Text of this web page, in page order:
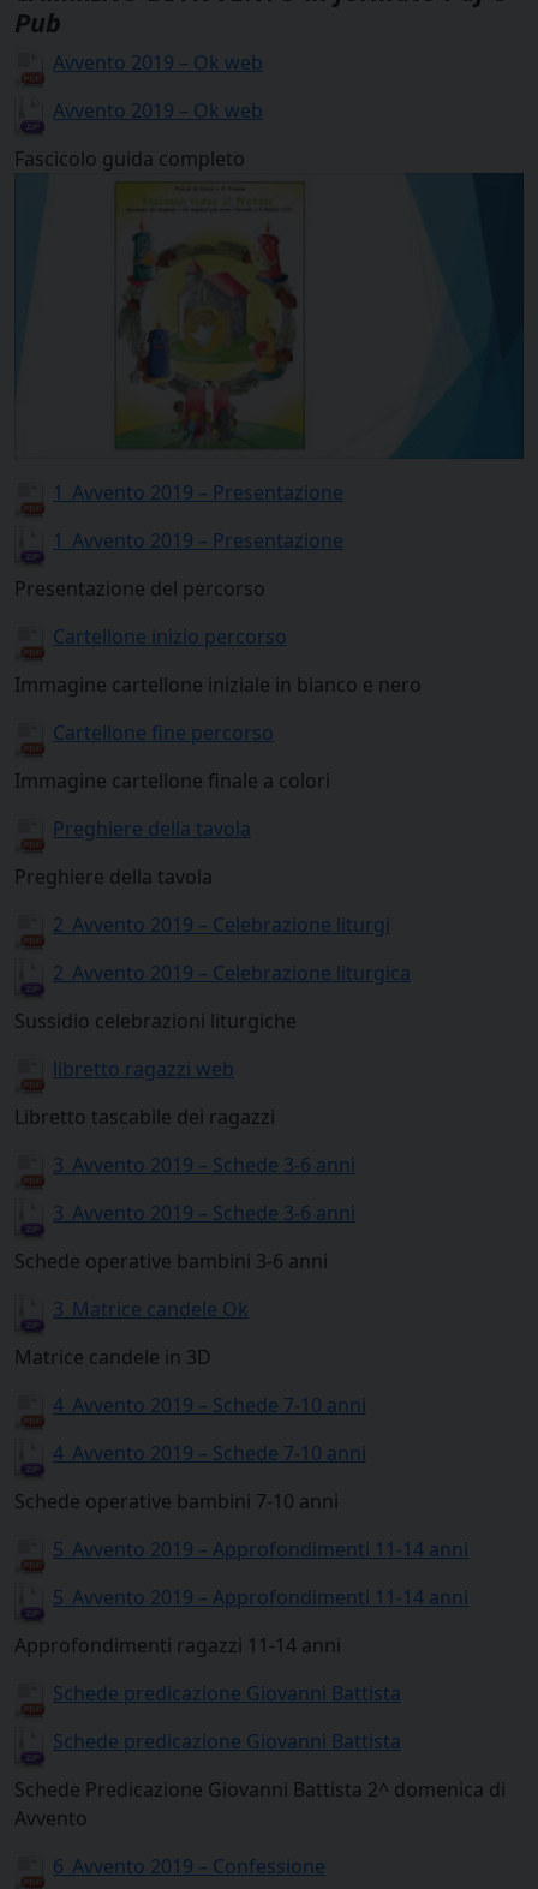
Pub
Avvento 2019 – Ok web
Avvento 2019 – Ok web
Fascicolo guida completo
1_Avvento 2019 – Presentazione
1_Avvento 2019 – Presentazione
Presentazione del percorso
Cartellone inizio percorso
Immagine cartellone iniziale in bianco e nero
Cartellone fine percorso
Immagine cartellone finale a colori
Preghiere della tavola
Preghiere della tavola
2_Avvento 2019 – Celebrazione liturgi
2_Avvento 2019 – Celebrazione liturgica
Sussidio celebrazioni liturgiche
libretto ragazzi web
Libretto tascabile dei ragazzi
3_Avvento 2019 – Schede 3-6 anni
3_Avvento 2019 – Schede 3-6 anni
Schede operative bambini 3-6 anni
3_Matrice candele Ok
Matrice candele in 3D
4_Avvento 2019 – Schede 7-10 anni
4_Avvento 2019 – Schede 7-10 anni
Schede operative bambini 7-10 anni
5_Avvento 2019 – Approfondimenti 11-14 anni
5_Avvento 2019 – Approfondimenti 11-14 anni
Approfondimenti ragazzi 11-14 anni
Schede predicazione Giovanni Battista
Schede predicazione Giovanni Battista
Schede Predicazione Giovanni Battista 2^ domenica di
Avvento
6_Avvento 2019 – Confessione